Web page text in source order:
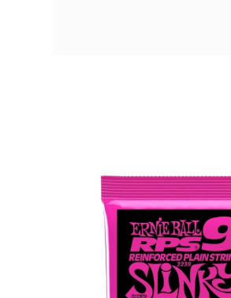
PRECIO
DESCRIPCIÓN